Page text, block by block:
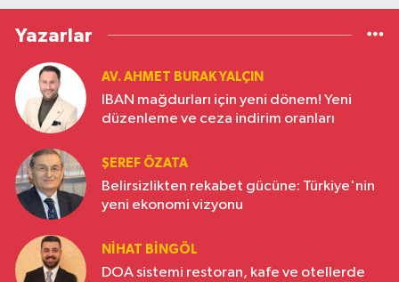
Yazarlar
AV. AHMET BURAK YALÇIN
IBAN mağdurları için yeni dönem! Yeni
düzenleme ve ceza indirim oranları
ŞEREF ÖZATA
Belirsizlikten rekabet gücüne: Türkiye'nin
yeni ekonomi vizyonu
NIHAT BINGÖL
DOA sistemi restoran, kafe ve otellerde